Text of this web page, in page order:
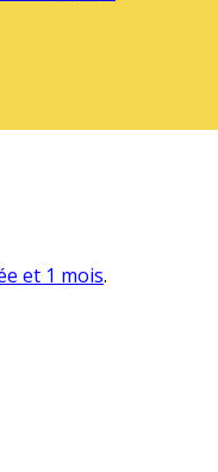
et 1 mois.